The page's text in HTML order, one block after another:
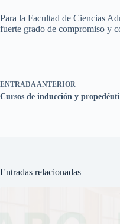
Para la Facultad de Ciencias
fuerte grado de compromiso y
ENTRADAANTERIOR
Cursos de inducción y
Entradas relacionadas